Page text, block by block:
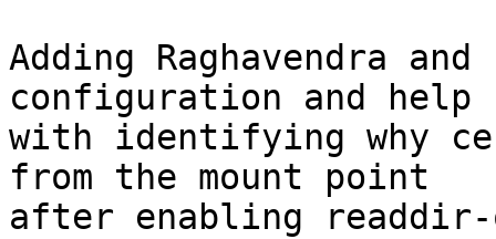
Adding Raghavendra
configuration and help
with identifying why
from the mount point
after enabling